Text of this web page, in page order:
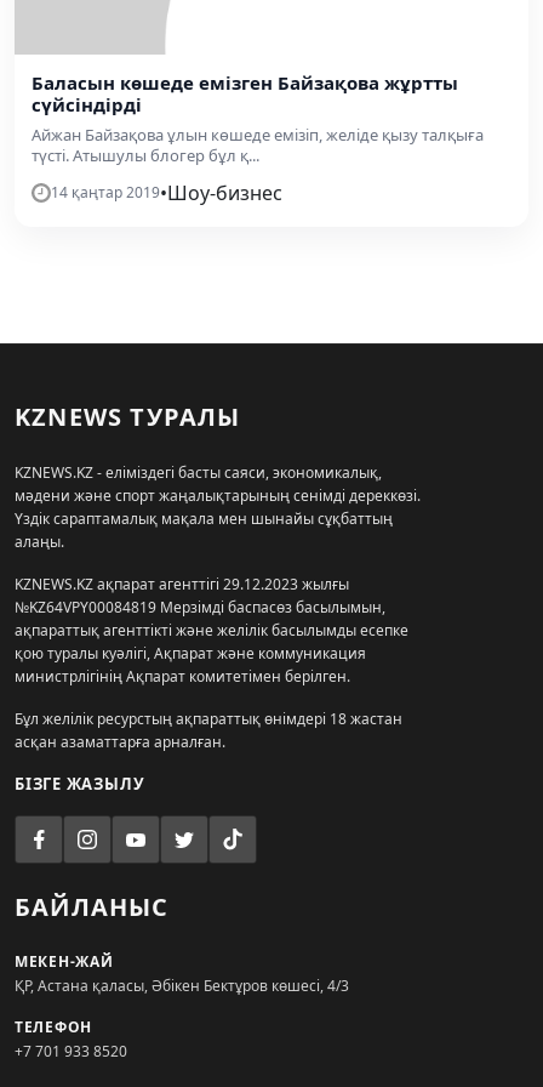
Баласын көшеде емізген Байзақова жұртты
сүйсіндірді
Айжан Байзақова ұлын көшеде емізіп, желіде қызу талқыға
түсті. Атышулы блогер бұл қ...
14 қаңтар 2019•Шоу-бизнес
KZNEWS ТУРАЛЫ
KZNEWS.KZ - еліміздегі басты саяси, экономикалық,
мәдени және спорт жаңалықтарының сенімді дереккөзі.
Үздік сараптамалық мақала мен шынайы сұқбаттың
алаңы.
KZNEWS.KZ ақпарат агенттігі 29.12.2023 жылғы
№KZ64VPY00084819 Мерзімді баспасөз басылымын,
ақпараттық агенттікті және желілік басылымды есепке
қою туралы куәлігі, Ақпарат және коммуникация
министрлігінің Ақпарат комитетімен берілген.
Бұл желілік ресурстың ақпараттық өнімдері 18 жастан
асқан азаматтарға арналған.
БІЗГЕ ЖАЗЫЛУ
БАЙЛАНЫС
МЕКЕН-ЖАЙ
ҚР, Астана қаласы, Әбікен Бектұров көшесі, 4/3
ТЕЛЕФОН
+7 701 933 8520